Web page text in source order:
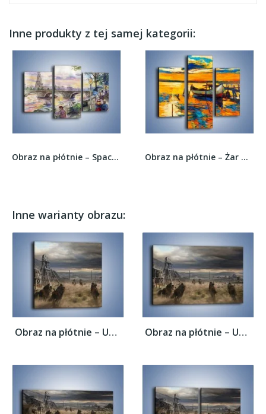
Inne produkty z tej samej kategorii:
Obraz na płótnie – Spacerem przez paryż –... Obraz na płótnie – Żar w wodzie i na niebie –...
Inne warianty obrazu:
Obraz na płótnie – Uciec przed wrogiem –... Obraz na płótnie – Uciec przed wrogiem –...